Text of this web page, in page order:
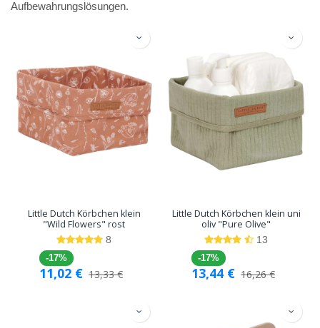
Aufbewahrungslösungen.
Little Dutch Körbchen klein
"Wild Flowers" rost
8
-17%
11,02 € 13,33€
Little Dutch Körbchen klein uni
oliv "Pure Olive"
13
-17%
13,44 € 16,26€